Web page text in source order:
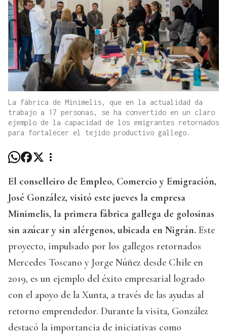
La fábrica de Minimelis, que en la actualidad da
trabajo a 17 personas, se ha convertido en un claro
ejemplo de la capacidad de los emigrantes retornados
para fortalecer el tejido productivo gallego.
El conselleiro de Empleo, Comercio y Emigración,
José González, visitó este jueves la empresa
Minimelis, la primera fábrica gallega de golosinas
sin azúcar y sin alérgenos, ubicada en Nigrán. Este
proyecto, impulsado por los gallegos retornados
Mercedes Toscano y Jorge Núñez desde Chile en
2019, es un ejemplo del éxito empresarial logrado
con el apoyo de la Xunta, a través de las ayudas al
retorno emprendedor. Durante la visita, González
destacó la importancia de iniciativas como